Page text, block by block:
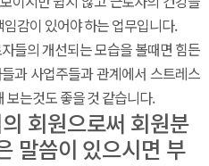
감이 있어야 하는 업무입니다.
들의 개선되는 모습을 볼때면 힘든
과 사업주들과 관계에서 스트레스
보는것도 좋을 것 같습니다.
회원으로써 회원분
말씀이 있으시면 부